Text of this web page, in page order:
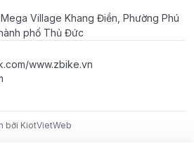
Cùi đề xe đạp, Củ đề Shimano
Village Khang Điền, Phường Phú
phố Thủ Đức
www.zbike.vn
bởi KiotVietWeb